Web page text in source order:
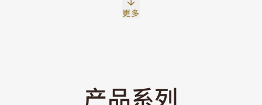
更多
产品系列